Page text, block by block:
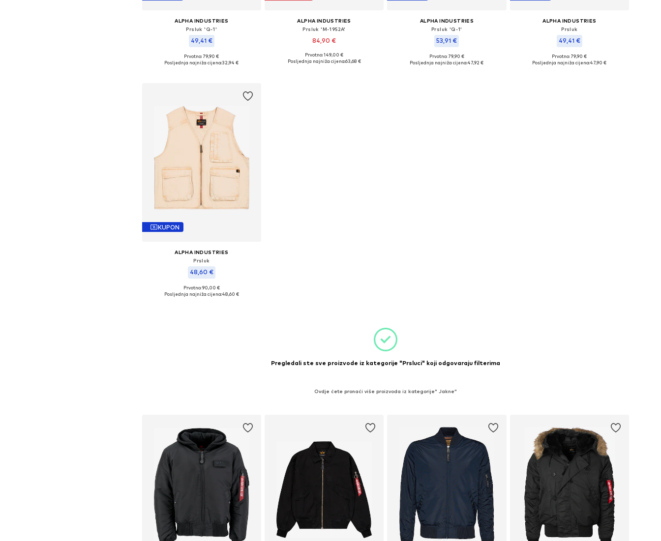
ALPHA INDUSTRIES
Prsluk 'Q-1'
49,41 €
Dostupne veličine: S, M
Prvotno: 79,90 €
Posljednja najniža cijena:32,94 €
ALPHA INDUSTRIES
Prsluk 'M-1952A'
84,90 €
Dostupne veličine: S, L
Prvotno: 149,00 €
Posljednja najniža cijena:63,68 €
ALPHA INDUSTRIES
Prsluk 'Q-1'
53,91 €
Dostupne veličine: L, XL
Prvotno: 79,90 €
Posljednja najniža cijena:47,92 €
ALPHA INDUSTRIES
Prsluk
49,41 €
Dostupne veličine: M
Prvotno: 79,90 €
Posljednja najniža cijena:47,90 €
KUPON
ALPHA INDUSTRIES
Prsluk
48,60 €
Dostupne veličine: L
Prvotno: 90,00 €
Posljednja najniža cijena:48,60 €
Pregledali ste sve proizvode iz kategorije "Prsluci" koji odgovaraju filterima
Ovdje ćete pronaći više proizvoda iz kategorije" Jakne"